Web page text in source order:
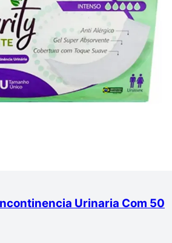
Urinaria Com 50